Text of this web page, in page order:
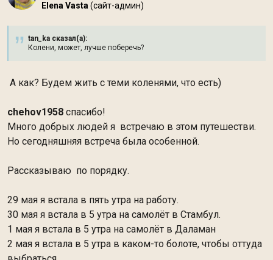
Elena Vasta (сайт-админ)
tan_ka сказал(а):
Колени, может, лучше поберечь?
А как? Будем жить с теми коленями, что есть)
chehov1958 спасибо!
Много добрых людей я встречаю в этом путешестви.
Но сегодняшняя встреча была особенной.
Рассказываю по порядку.
29 мая я встала в пять утра на работу.
30 мая я встала в 5 утра на самолёт в Стамбул.
1 мая я встала в 5 утра на самолёт в Даламан
2 мая я встала в 5 утра в каком-то болоте, чтобы оттуда